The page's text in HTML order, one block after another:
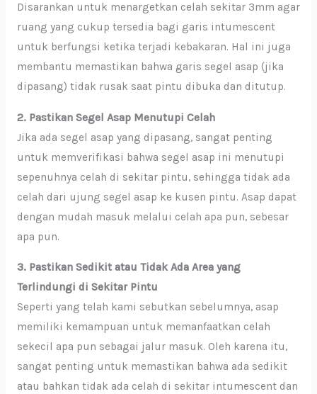
Disarankan untuk menargetkan celah sekitar 3mm agar
ruang yang cukup tersedia bagi garis intumescent
untuk berfungsi ketika terjadi kebakaran. Hal ini juga
membantu memastikan bahwa garis segel asap (jika
dipasang) tidak rusak saat pintu dibuka dan ditutup.
2. Pastikan Segel Asap Menutupi Celah
Jika ada segel asap yang dipasang, sangat penting
untuk memverifikasi bahwa segel asap ini menutupi
sepenuhnya celah di sekitar pintu, sehingga tidak ada
celah dari ujung segel asap ke kusen pintu. Asap dapat
dengan mudah masuk melalui celah apa pun, sebesar
apa pun.
3. Pastikan Sedikit atau Tidak Ada Area yang
Terlindungi di Sekitar Pintu
Seperti yang telah kami sebutkan sebelumnya, asap
memiliki kemampuan untuk memanfaatkan celah
sekecil apa pun sebagai jalur masuk. Oleh karena itu,
sangat penting untuk memastikan bahwa ada sedikit
atau bahkan tidak ada celah di sekitar intumescent dan